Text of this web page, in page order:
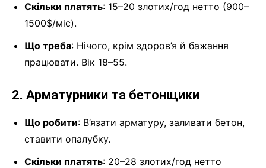
Скільки платять: 15–20 злотих/год нетто (900–
1500$/міс).
Що треба: Нічого, крім здоров’я й бажання
працювати. Вік 18–55.
2. Арматурники та бетонщики
Що робити: В’язати арматуру, заливати бетон,
ставити опалубку.
Скільки платять: 20–28 злотих/год нетто